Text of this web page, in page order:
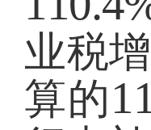
业税
算的